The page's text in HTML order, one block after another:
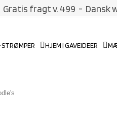
Gratis fragt v. 499 - Dansk
HJEM | GAVEIDEER